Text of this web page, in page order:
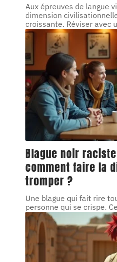
Aux épreuves de langue
dimension
croissante. Réviser avec
Blague noir
comment faire la
tromper ?
Une blague qui fait rire
personne qui se crispe.